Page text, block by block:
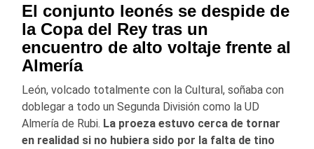
El conjunto leonés se despide de
la Copa del Rey tras un
encuentro de alto voltaje frente al
Almería
León, volcado totalmente con la Cultural, soñaba con
doblegar a todo un Segunda División como la UD
Almería de Rubi. La proeza estuvo cerca de tornar
en realidad si no hubiera sido por la falta de tino